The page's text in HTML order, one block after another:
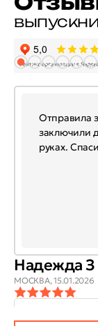
Отправила
заключили
руках.
Надежда З
МОСКВА,15.01.2026